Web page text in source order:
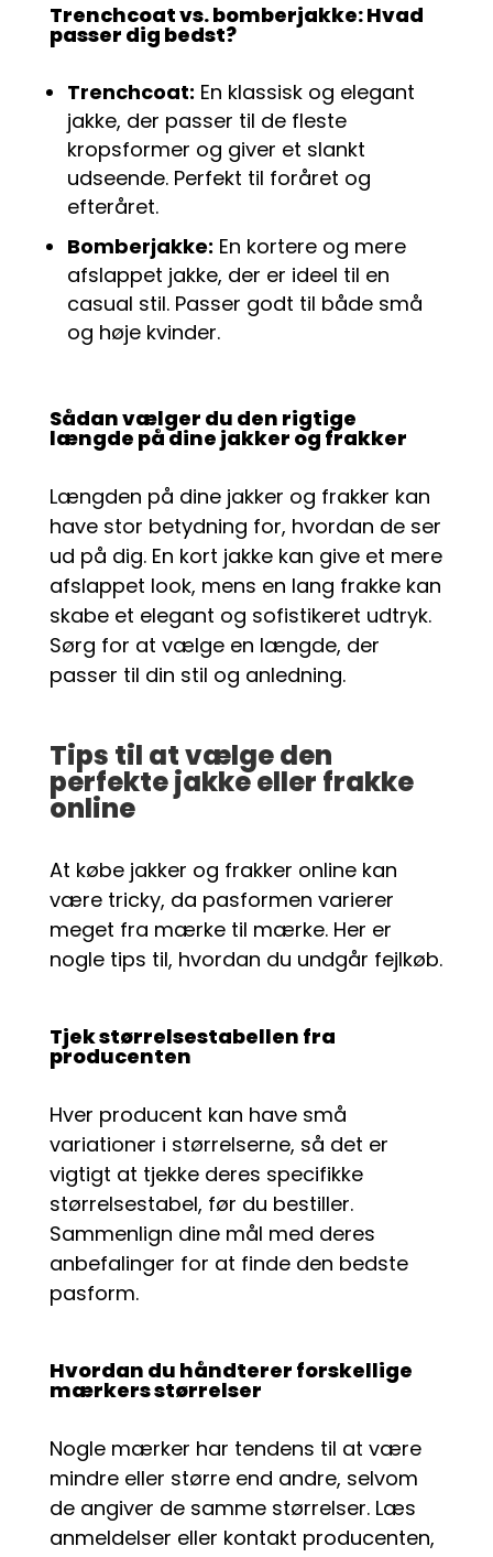
Trenchcoat vs. bomberjakke: Hvad
passer dig bedst?
Trenchcoat: En klassisk og elegant
jakke, der passer til de fleste
kropsformer og giver et slankt
udseende. Perfekt til foråret og
efteråret.
Bomberjakke: En kortere og mere
afslappet jakke, der er ideel til en
casual stil. Passer godt til både små
og høje kvinder.
Sådan vælger du den rigtige
længde på dine jakker og frakker
Længden på dine jakker og frakker kan
have stor betydning for, hvordan de ser
ud på dig. En kort jakke kan give et mere
afslappet look, mens en lang frakke kan
skabe et elegant og sofistikeret udtryk.
Sørg for at vælge en længde, der
passer til din stil og anledning.
Tips til at vælge den
perfekte jakke eller frakke
online
At købe jakker og frakker online kan
være tricky, da pasformen varierer
meget fra mærke til mærke. Her er
nogle tips til, hvordan du undgår fejlkøb.
Tjek størrelsestabellen fra
producenten
Hver producent kan have små
variationer i størrelserne, så det er
vigtigt at tjekke deres specifikke
størrelsestabel, før du bestiller.
Sammenlign dine mål med deres
anbefalinger for at finde den bedste
pasform.
Hvordan du håndterer forskellige
mærkers størrelser
Nogle mærker har tendens til at være
mindre eller større end andre, selvom
de angiver de samme størrelser. Læs
anmeldelser eller kontakt producenten,